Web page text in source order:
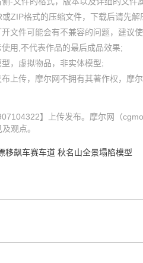
ZIP格式的压缩文件，下载后请先解
文件可能会有不兼容的问题，建议
用,不代表作品的最后成品效果;
，虚拟物品，非实体模型;
】上传发布。摩尔网（
观点。
移飙车赛车道 秋名山全景塌陷模型